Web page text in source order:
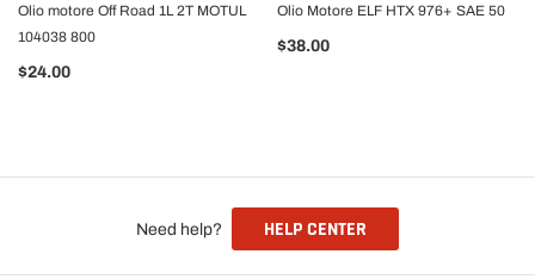
Olio motore Off Road 1L 2T MOTUL
104038 800
$24.00
Olio Motore ELF HTX 976+ SAE 50
$38.00
Need help? HELP CENTER